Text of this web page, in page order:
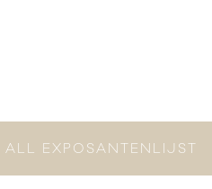
ALL EXPOSANTENLIJST